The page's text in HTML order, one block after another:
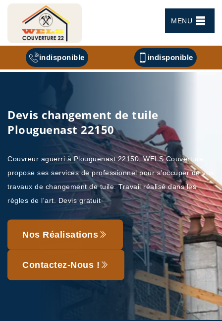
MENU
indisponible indisponible
Devis changement de tuile
Plouguenast 22150
Couvreur aguerri à Plouguenast 22150, WELS Couverture
propose ses services de professionnel pour s'occuper de vos
travaux de changement de tuile. Travail réalisé dans les
règles de l'art. Devis gratuit
Nos Réalisations
Contactez-Nous !